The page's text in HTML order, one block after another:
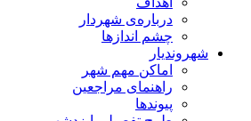
درباره‌ی شهردار
چشم اندازها
شهروندیار
اماکن مهم شهر
راهنمای مراجعین
پیوند‌ها